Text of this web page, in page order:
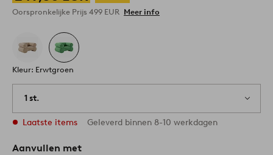
Oorspronkelijke Prijs 499 EUR Meer info
Kleur: Erwtgroen
1 st.
Laatste items Geleverd binnen 8-10 werkdagen
Aanvullen met